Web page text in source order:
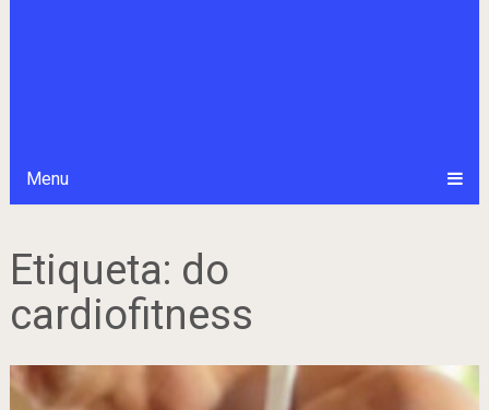
Menu
Etiqueta: do
cardiofitness